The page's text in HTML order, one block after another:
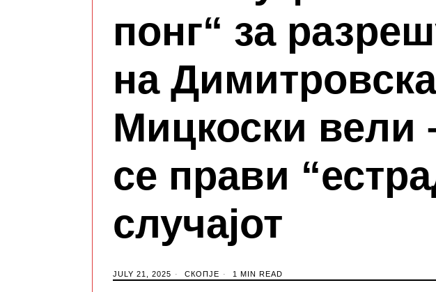
понг“ за
на
Мицкоски вели
се прави
случајот
JULY 21, 2025 СКОПЈЕ 1 MIN READ